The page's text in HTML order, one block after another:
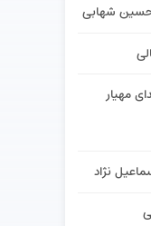
حسین شهابی
مهیار
نژاد